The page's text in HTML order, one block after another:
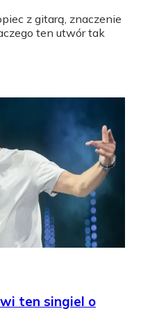
z gitarą, znaczenie
ten utwór tak
ten singiel o